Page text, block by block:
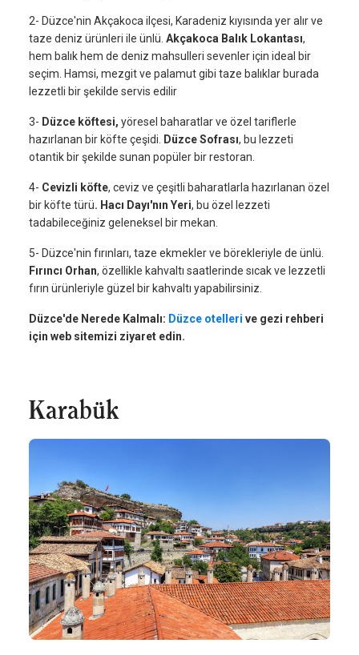
2- Düzce'nin Akçakoca ilçesi, Karadeniz kıyısında yer alır ve
taze deniz ürünleri ile ünlü. Akçakoca Balık Lokantası,
hem balık hem de deniz mahsulleri sevenler için ideal bir
seçim. Hamsi, mezgit ve palamut gibi taze balıklar burada
lezzetli bir şekilde servis edilir
3- Düzce köftesi, yöresel baharatlar ve özel tariflerle
hazırlanan bir köfte çeşidi.
Düzce Sofrası, bu lezzeti
otantik bir şekilde sunan popüler bir restoran.
4- Cevizli köfte, ceviz ve çeşitli baharatlarla hazırlanan özel
bir köfte türü. Hacı Dayı'nın Yeri, bu özel lezzeti
tadabileceğiniz geleneksel bir mekan.
5- Düzce'nin fırınları, taze ekmekler ve börekleriyle de ünlü.
Fırıncı Orhan, özellikle kahvaltı saatlerinde sıcak ve lezzetli
fırın ürünleriyle güzel bir kahvaltı yapabilirsiniz.
Düzce'de Nerede Kalmalı: Düzce otelleri ve gezi rehberi
için web sitemizi ziyaret edin.
Karabük